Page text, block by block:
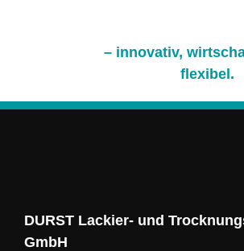
– innovativ,
flexibel.
DURST Lackier- und
GmbH